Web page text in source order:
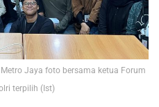
Jaya foto bersama ketua Forum
terpilih (Ist)